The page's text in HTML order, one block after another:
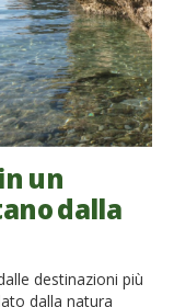
un
dalla
destinazioni più
dalla natura